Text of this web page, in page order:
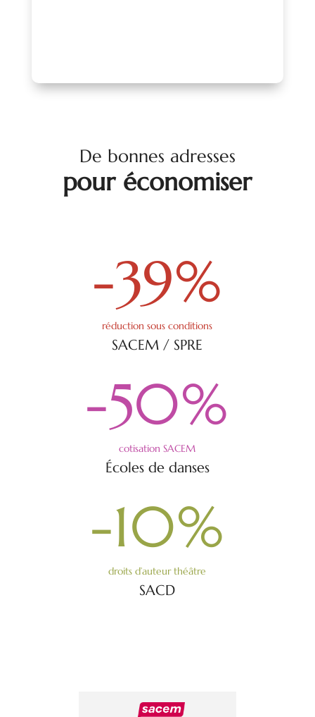
De bonnes adresses
pour économiser
-39%
réduction sous conditions
SACEM / SPRE
-50%
cotisation SACEM
Écoles de danses
-10%
droits d’auteur théâtre
SACD